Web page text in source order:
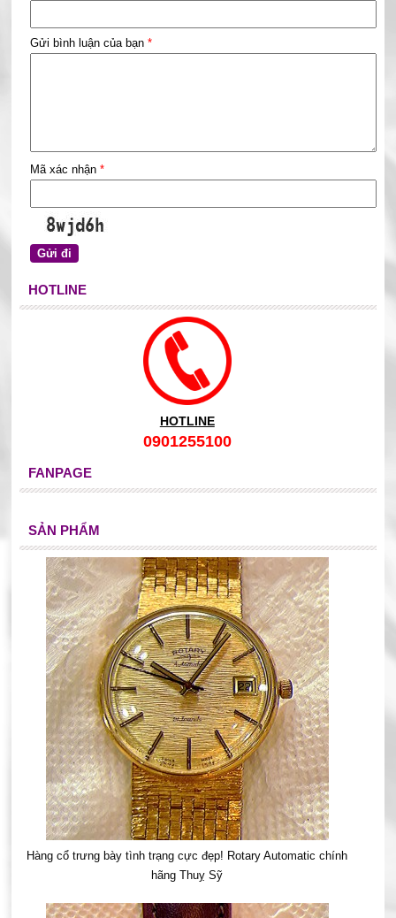
Gửi bình luận của bạn *
Mã xác nhận *
HOTLINE
HOTLINE
0901255100
FANPAGE
SẢN PHẨM
Hàng cổ trưng bày tình trạng cực đẹp! Rotary Automatic chính
hãng Thuỵ Sỹ